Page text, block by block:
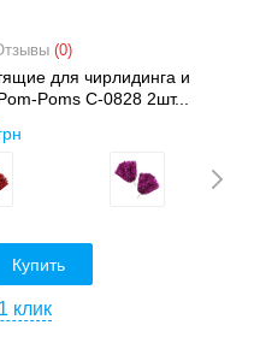
(0)
для чирлидинга и
Poms C-0828 2шт...
Купить
клик